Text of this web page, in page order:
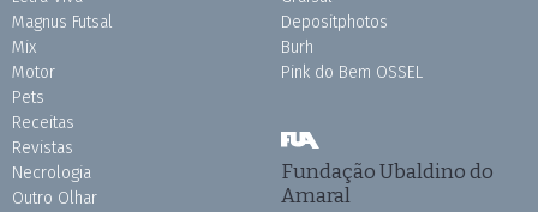
Magnus Futsal
Mix
Motor
Pets
Receitas
Revistas
Necrologia
Outro Olhar
Depositphotos
Burh
Pink do Bem OSSEL
Fundação Ubaldino do
Amaral